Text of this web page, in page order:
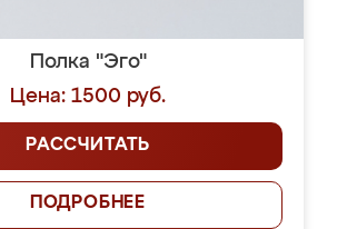
Полка "Эго"
Цена: 1500 руб.
РАССЧИТАТЬ
ПОДРОБНЕЕ